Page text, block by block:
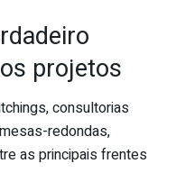
projetos
consultorias
redondas,
as principais frentes